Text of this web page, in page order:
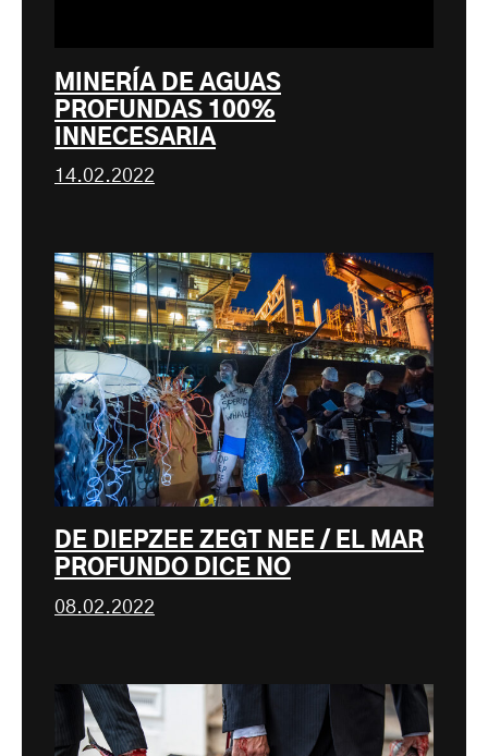
MINERÍA DE AGUAS
PROFUNDAS 100%
INNECESARIA
14.02.2022
DE DIEPZEE ZEGT NEE / EL MAR
PROFUNDO DICE NO
08.02.2022